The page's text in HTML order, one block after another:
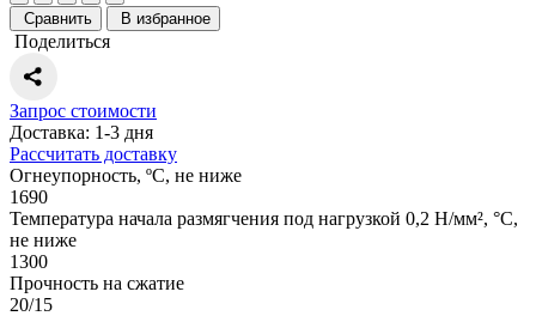
Сравнить В избранное
Поделиться
Запрос стоимости
Доставка: 1-3 дня
Рассчитать доставку
Огнеупорность, ºС, не ниже
1690
Температура начала размягчения под нагрузкой 0,2 Н/мм², °С,
не ниже
1300
Прочность на сжатие
20/15